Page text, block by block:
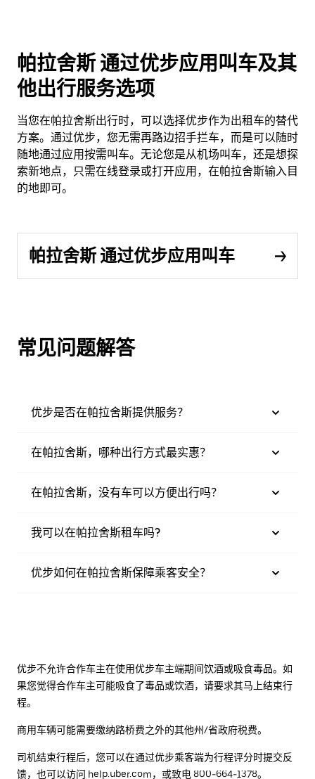
帕拉舍斯 通过优步应用叫车及其
他出行服务选项
当您在帕拉舍斯出行时，可以选择优步作为出租车的替代
方案。通过优步，您无需再路边招手拦车，而是可以随时
随地通过应用按需叫车。无论您是从机场叫车，还是想探
索新地点，只需在线登录或打开应用，在帕拉舍斯输入目
的地即可。
帕拉舍斯 通过优步应用叫车
常见问题解答
优步是否在帕拉舍斯提供服务？
在帕拉舍斯，哪种出行方式最实惠？
在帕拉舍斯，没有车可以方便出行吗？
我可以在帕拉舍斯租车吗?
优步如何在帕拉舍斯保障乘客安全？
优步不允许合作车主在使用优步车主端期间饮酒或吸食毒品。如
果您觉得合作车主可能吸食了毒品或饮酒，请要求其马上结束行
程。
商用车辆可能需要缴纳路桥费之外的其他州/省政府税费。
司机结束行程后，您可以在通过优步乘客端为行程评分时提交反
馈，也可以访问 help.uber.com，或致电 800-664-1378。